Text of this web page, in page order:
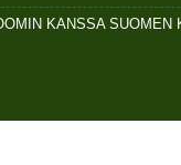
KANSSA